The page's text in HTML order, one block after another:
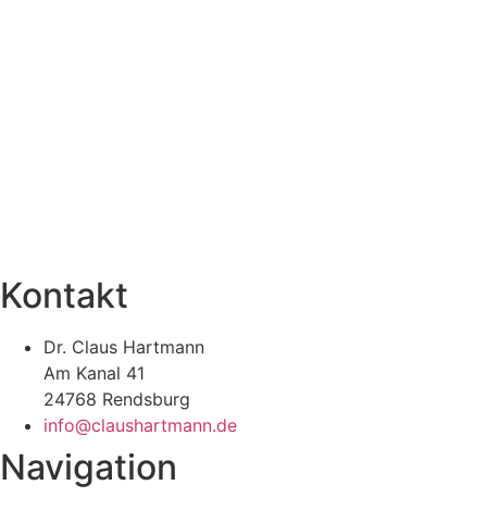
Kontakt
Dr. Claus Hartmann
Am Kanal 41
24768 Rendsburg
info@claushartmann.de
Navigation